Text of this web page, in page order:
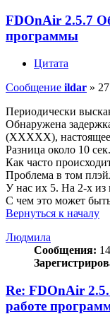
FDOnAir 2.5.7
программы
Цитата
Сообщение ildar »
Периодически
Обнаружена
(ХХХХХ),
Разница около 10 сек.
Как часто
Проблема в том
У нас их 5. На 2-х из
С чем это может
Вернуться к началу
Людмила
Сообщения:
Re: FDOnAir
работе